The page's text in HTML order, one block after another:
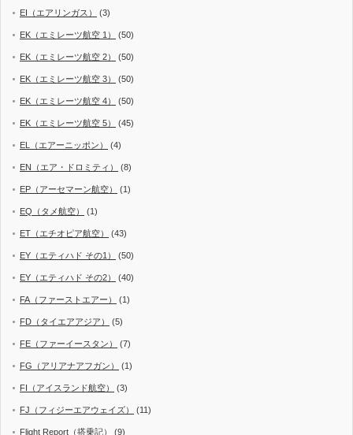
EI（エアリンガス） (3)
EK（エミレーツ航空 1） (50)
EK（エミレーツ航空 2） (50)
EK（エミレーツ航空 3） (50)
EK（エミレーツ航空 4） (50)
EK（エミレーツ航空 5） (45)
EL（エアーニッポン） (4)
EN（エア・ドロミティ） (8)
EP（アーセマーン航空） (1)
EQ（タメ航空） (1)
ET（エチオピア航空） (43)
EY（エティハド その1） (50)
EY（エティハド その2） (40)
FA（ファーストエアー） (1)
FD（タイエアアジア） (5)
FE（ファーイースタン） (7)
FG（アリアナアフガン） (1)
FI（アイスランド航空） (3)
FJ（フィジーエアウェイズ） (11)
Flight Report（搭乗記） (9)